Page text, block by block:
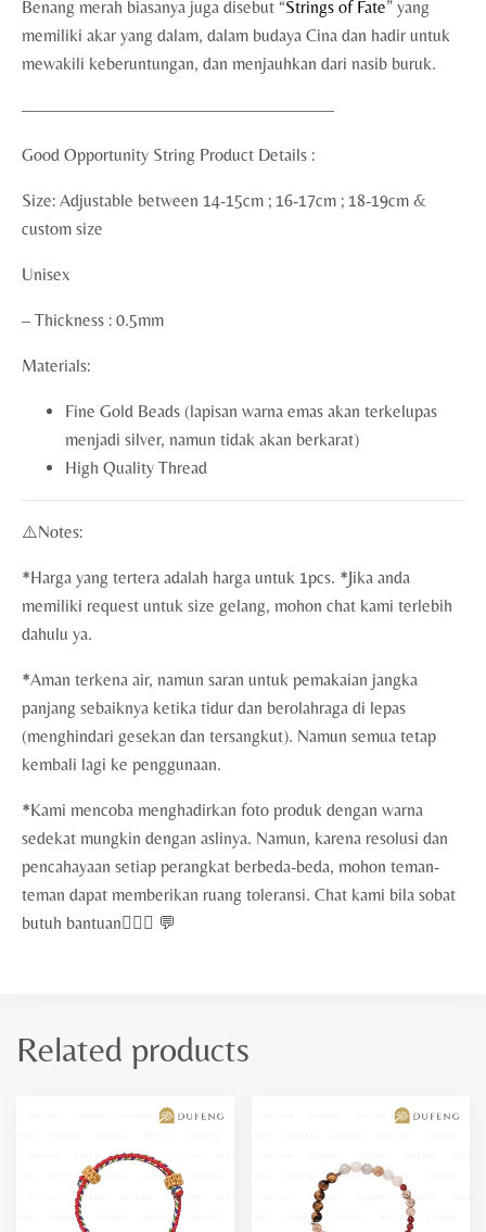
Benang merah biasanya juga disebut “Strings of Fate” yang
memiliki akar yang dalam, dalam budaya Cina dan hadir untuk
mewakili keberuntungan, dan menjauhkan dari nasib buruk.
——————————————————
Good Opportunity String Product Details :
Size: Adjustable between 14-15cm ; 16-17cm ; 18-19cm &
custom size
Unisex
– Thickness : 0.5mm
Materials:
Fine Gold Beads (lapisan warna emas akan terkelupas
menjadi silver, namun tidak akan berkarat)
High Quality Thread
⚠️Notes:
*Harga yang tertera adalah harga untuk 1pcs. *Jika anda
memiliki request untuk size gelang, mohon chat kami terlebih
dahulu ya.
*Aman terkena air, namun saran untuk pemakaian jangka
panjang sebaiknya ketika tidur dan berolahraga di lepas
(menghindari gesekan dan tersangkut). Namun semua tetap
kembali lagi ke penggunaan.
*Kami mencoba menghadirkan foto produk dengan warna
sedekat mungkin dengan aslinya. Namun, karena resolusi dan
pencahayaan setiap perangkat berbeda-beda, mohon teman-
teman dapat memberikan ruang toleransi. Chat kami bila sobat
butuh bantuan🙇🏻‍♀️ 💬
Related products